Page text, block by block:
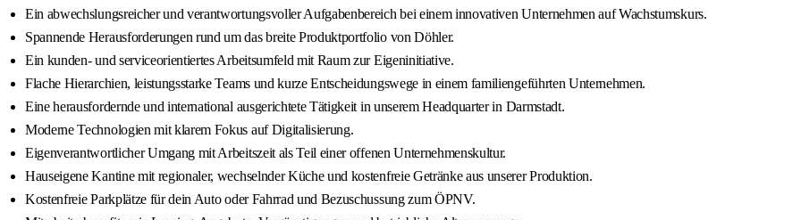
Ein abwechslungsreicher und verantwortungsvoller Aufgabenbereich bei einem innovativen Unternehmen auf Wachstumskurs.
Spannende Herausforderungen rund um das breite Produktportfolio von Döhler.
Ein kunden- und serviceorientiertes Arbeitsumfeld mit Raum zur Eigeninitiative.
Flache Hierarchien, leistungsstarke Teams und kurze Entscheidungswege in einem familiengeführten Unternehmen.
Eine herausfordernde und international ausgerichtete Tätigkeit in unserem Headquarter in Darmstadt.
Moderne Technologien mit klarem Fokus auf Digitalisierung.
Eigenverantwortlicher Umgang mit Arbeitszeit als Teil einer offenen Unternehmenskultur.
Hauseigene Kantine mit regionaler, wechselnder Küche und kostenfreie Getränke aus unserer Produktion.
Kostenfreie Parkplätze für dein Auto oder Fahrrad und Bezuschussung zum ÖPNV.